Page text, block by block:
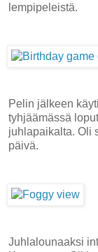
lempipeleistä.
Pelin jälkeen
tyhjäämässä
juhlapaikalta. Oli
päivä.
Juhlalounaaksi